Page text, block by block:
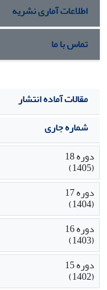
اطلاعات آماری نشریه
تماس با ما
مقالات آماده انتشار
شماره جاری
دوره 18
(1405)
دوره 17
(1404)
دوره 16
(1403)
دوره 15
(1402)